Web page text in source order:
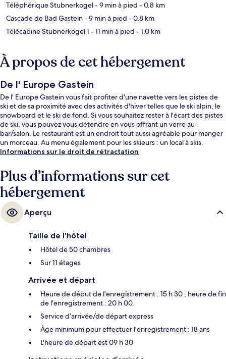
Téléphérique Stubnerkogel- 9 min à pied - 0.8 km
Cascade de Bad Gastein- 9 min à pied - 0.8 km
Télécabine Stubnerkogel 1 - 11 min à pied - 1.0 km
À propos de cet hébergement
De l' Europe Gastein
De l' Europe Gastein vous fait profiter d'une navette vers les pistes de
ski et de sa proximité avec des activités d'hiver telles que le ski alpin, le
snowboard et le ski de fond. Si vous souhaitez rester à l'écart des pistes
de ski, vous pouvez vous détendre en vous offrant un verre au
bar/salon. Le restaurant est un endroit tout aussi agréable pour manger
un morceau. Au menu également pour les skieurs : un local à skis.
Informations sur le droit de rétractation
Plus d’informations sur cet
hébergement
Aperçu
Taille de l'hôtel
Hôtel de 50 chambres
Sur 11 étages
Arrivée et départ
Heure de début de l'enregistrement : 15 h 30 ; heure de fin
de l'enregistrement : 20 h 00.
Service d’arrivée/de départ express
Âge minimum pour effectuer l'enregistrement : 18 ans
L'heure de départ est 09 h 30